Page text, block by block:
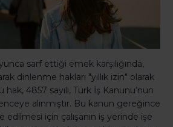
sarf ettiği emek karşılığında,
dinlenme hakları "yıllık izin" olarak
hak, 4857 sayılı, Türk İş Kanunu’nun
alınmıştır. Bu kanun gereğince
edilmesi için çalışanın iş yerinde işe